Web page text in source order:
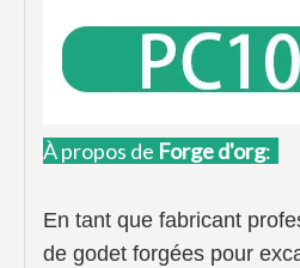
À propos de Forge d'org:
En tant que fabricant
de godet forgées pour